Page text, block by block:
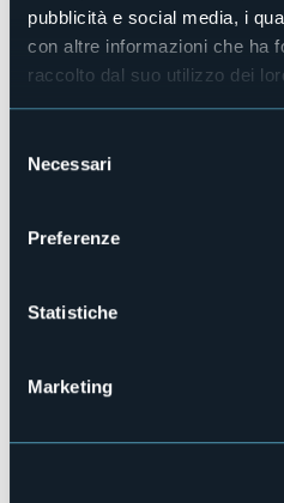
pubblicità e social media, i
con altre informazioni che ha
raccolto dal suo utilizzo dei
delNecessari
Preferenze
Statistiche
Marketing
Codice CIR
103008-ALB-00017
Prenota la struttura